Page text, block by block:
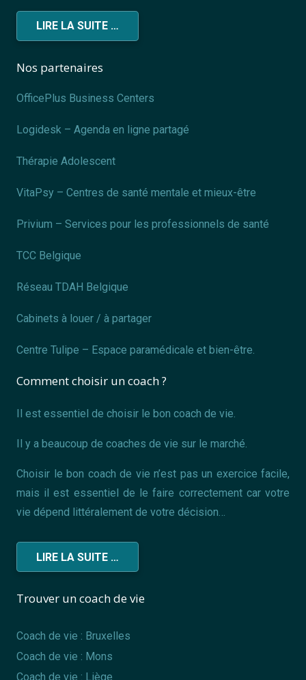
LIRE LA SUITE …
Nos partenaires
OfficePlus Business Centers
Logidesk – Agenda en ligne partagé
Thérapie Adolescent
VitaPsy – Centres de santé mentale et mieux-être
Privium – Services pour les professionnels de santé
TCC Belgique
Réseau TDAH Belgique
Cabinets à louer / à partager
Centre Tulipe – Espace paramédicale et bien-être.
Comment choisir un coach ?
Il est essentiel de choisir le bon coach de vie.
Il y a beaucoup de coaches de vie sur le marché.
Choisir le bon coach de vie n’est pas un exercice facile,
mais il est essentiel de le faire correctement car votre
vie dépend littéralement de votre décision…
LIRE LA SUITE …
Trouver un coach de vie
Coach de vie : Bruxelles
Coach de vie : Mons
Coach de vie : Liège